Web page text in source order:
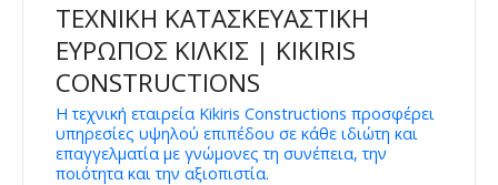
ΤΕΧΝΙΚΗ ΚΑΤΑΣΚΕΥΑΣΤΙΚΗ
ΕΥΡΩΠΟΣ ΚΙΛΚΙΣ | KIKIRIS
CONSTRUCTIONS
Η τεχνική εταιρεία Kikiris Constructions προσφέρει
υπηρεσίες υψηλού επιπέδου σε κάθε ιδιώτη και
επαγγελματία με γνώμονες τη συνέπεια, την
ποιότητα και την αξιοπιστία.